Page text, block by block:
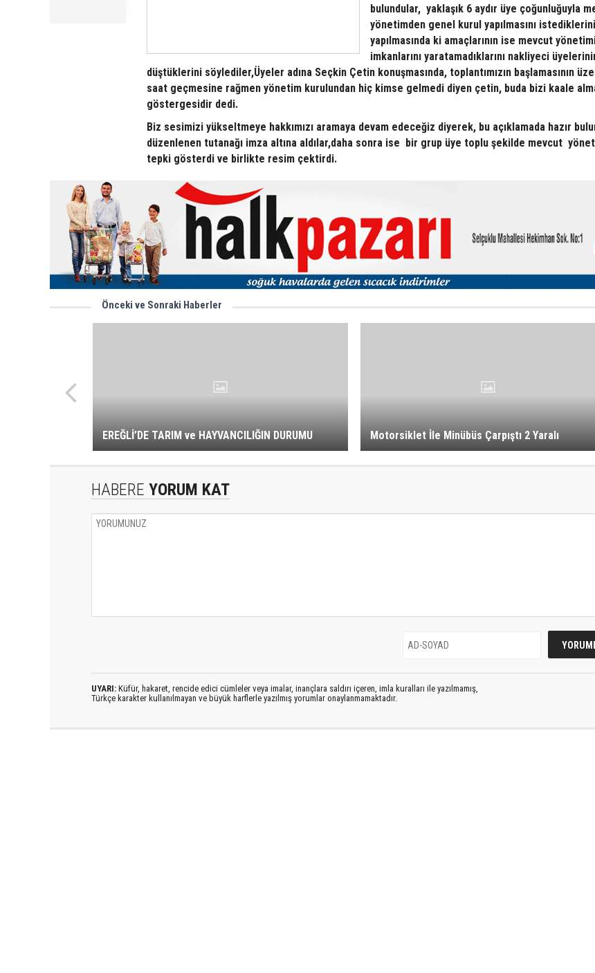
bulundular, yaklaşık 6 aydır üye çoğunluğuyla
yönetimden genel kurul yapılmasını
yapılmasında ki amaçlarının ise mevcut
imkanlarını yaratamadıklarını nakliyeci
düştüklerini söylediler,Üyeler adına Seçkin Çetin konuşmasında, toplantımızın başlamasının
saat geçmesine rağmen yönetim kurulundan hiç kimse gelmedi diyen çetin, buda bizi kaale
göstergesidir dedi.
Biz sesimizi yükseltmeye hakkımızı aramaya devam edeceğiz diyerek, bu açıklamada hazır
düzenlenen tutanağı imza altına aldılar,daha sonra ise bir grup üye toplu şekilde mevcut
tepki gösterdi ve birlikte resim çektirdi.
Önceki ve Sonraki Haberler
EREĞLİ’DE TARIM ve HAYVANCILIĞIN DURUMU Motorsiklet İle Minübüs Çarpıştı 2 Yaralı
HABERE YORUM KAT
UYARI: Küfür, hakaret, rencide edici cümleler veya imalar, inançlara saldırı içeren, imla kuralları ile yazılmamış,
Türkçe karakter kullanılmayan ve büyük harflerle yazılmış yorumlar onaylanmamaktadır.